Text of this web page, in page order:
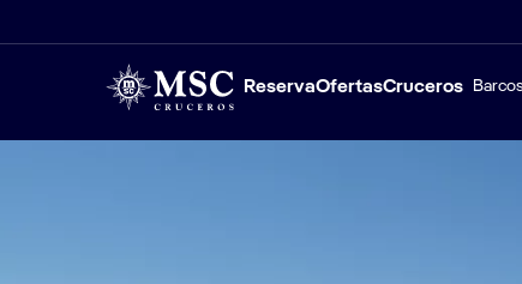
ReservaOfertasCruceros